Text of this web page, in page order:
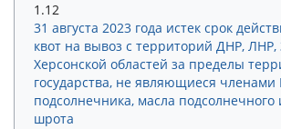
1.12
31 августа 2023 года истек срок
квот на вывоз с территорий ДНР,
Херсонской областей за пределы
государства, не являющиеся членами
подсолнечника, масла подсолнечного
шрота